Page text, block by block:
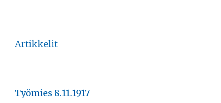
Artikkelit
Työmies 8.11.1917